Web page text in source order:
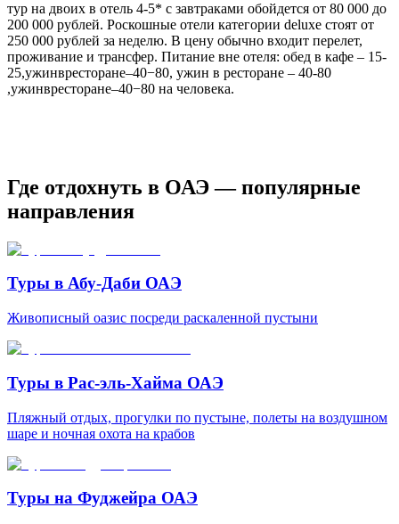
тур на двоих в отель 4-5* с завтраками обойдется от 80 000 до
200 000 рублей. Роскошные отели категории deluxe стоят от
250 000 рублей за неделю. В цену обычно входит перелет,
проживание и трансфер. Питание вне отеля: обед в кафе – 15-
25,ужинвресторане–40−80, ужин в ресторане – 40-80
,ужинвресторане–40−80 на человека.
Где отдохнуть в ОАЭ — популярные
направления
Туры в Абу-Даби ОАЭ
Живописный оазис посреди раскаленной пустыни
Туры в Рас-эль-Хайма ОАЭ
Пляжный отдых, прогулки по пустыне, полеты на воздушном
шаре и ночная охота на крабов
Туры на Фуджейра ОАЭ